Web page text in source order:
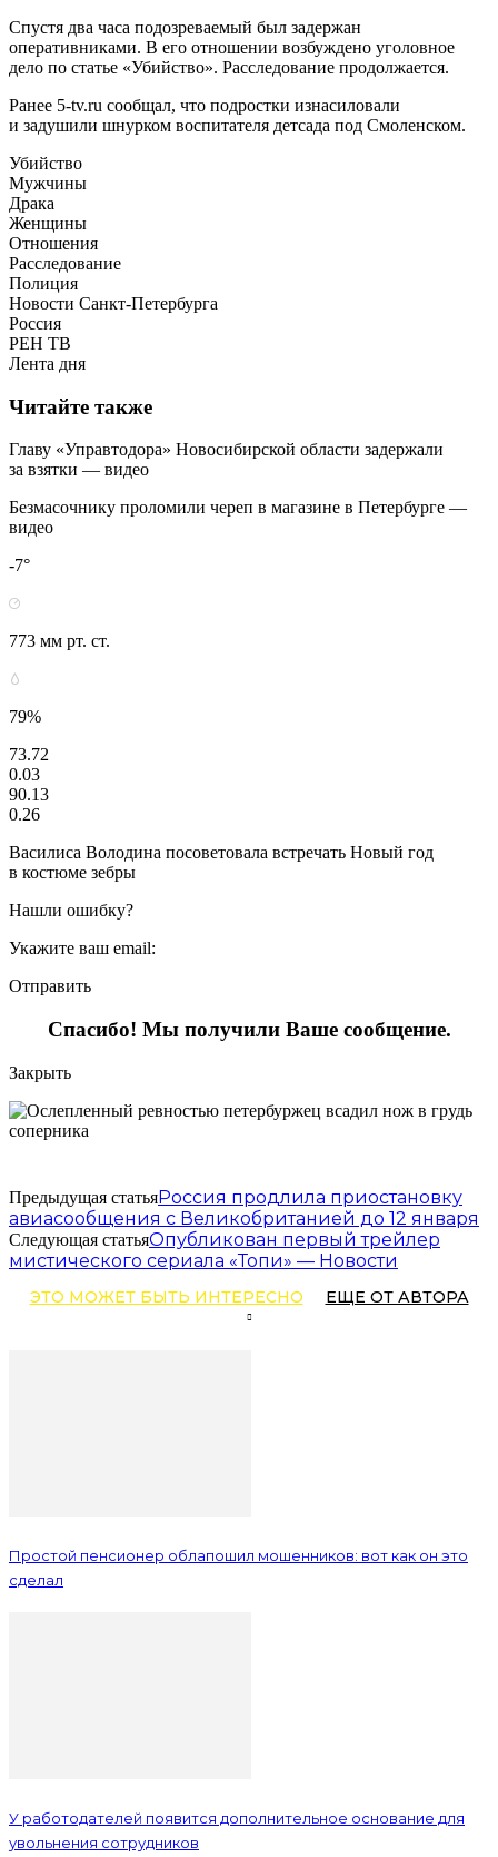
Спустя два часа подозреваемый был задержан
оперативниками. В его отношении возбуждено уголовное
дело по статье «Убийство». Расследование продолжается.
Ранее 5-tv.ru сообщал, что подростки изнасиловали
и задушили шнурком воспитателя детсада под Смоленском.
Убийство
Мужчины
Драка
Женщины
Отношения
Расследование
Полиция
Новости Санкт-Петербурга
Россия
РЕН ТВ
Лента дня
Читайте также
Главу «Управтодора» Новосибирской области задержали
за взятки — видео
Безмасочнику проломили череп в магазине в Петербурге —
видео
-7°
773 мм рт. ст.
79%
73.72
0.03
90.13
0.26
Василиса Володина посоветовала встречать Новый год
в костюме зебры
Нашли ошибку?
Укажите ваш email:
Отправить
Спасибо! Мы получили Ваше сообщение.
Закрыть
Предыдущая статьяРоссия продлила приостановку
авиасообщения с Великобританией до 12 января
Следующая статьяОпубликован первый трейлер
мистического сериала «Топи» — Новости
ЭТО МОЖЕТ БЫТЬ ИНТЕРЕСНО ЕЩЕ ОТ АВТОРА
Простой пенсионер облапошил мошенников: вот как он это
сделал
У работодателей появится дополнительное основание для
увольнения сотрудников